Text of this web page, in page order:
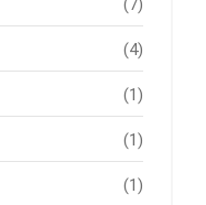
(7)
(4)
(1)
(1)
(1)